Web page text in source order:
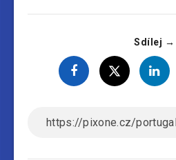
Sdílej →